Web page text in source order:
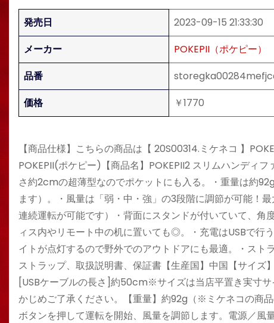
発売日
2023-09-15 21:33:30
メーカー
POKEPII（ポケピー）
品番
価格
￥1770
【商品仕様】こちらの商品は【 20S00314.ミケネコ 】
POKEPII(ポケピー)【商品名】POKEPII2 スリムハンディ
さ約2cmの超薄型なのでポケットにも入る。・重量は約
ます）。・風量は「弱・中・強」の3段階に調節が可能！
連続運転が可能です）・背面にスタンドが付いていて、
ィス内やリモート中の机に置いても◎。・充電はUSBで行
イトが点灯するので野外でのアウトドアにも最適。・スト
ストラップ、取扱説明書、保証書【生産国】中国【サ
[USBケーブルの長さ]約50cm※サイズは当店平置き実寸
かじめご了承ください。【重量】約92g（※ミケネコの商
ボタンを押して運転を開始、風量を調節します。電源／